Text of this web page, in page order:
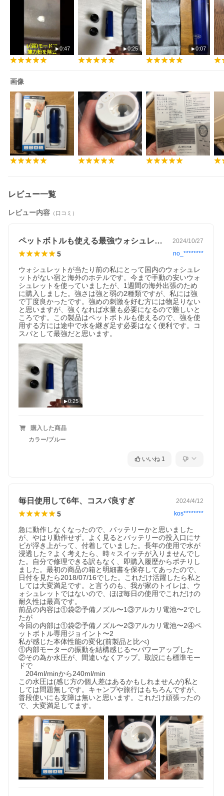
0:47 0:25 0:07
画像
レビュー一覧
レビュー内容 （口コミ）
ペットボトルも使える最強ウォシュレット 2024/10/27
5 no_********
ウォシュレットが当たり前の私にとって国内のウォシュレ
ットがない宿と海外のホテルです。今まで手動の安いウォ
シュレットを使っていましたが、1週間の海外出張のため
に購入しました。強さは強と弱の2種類ですが、私には強
で丁度良かったです。強めの刺激を好む方には物足りない
と思いますが、強くなれば水量も必要になるので難しいと
ころです。この製品はペットボトルも使えるので、強を使
用する方には途中で水を継ぎ足す必要はなく便利です。コ
スパとして最強だと思います。
0:25
購入した商品
カラー/ブルー
いいね 1
毎日使用して6年、コスパ良すぎ 2024/4/12
5 kos********
急に動作しなくなったので、バッテリーかと思いました
が、やはり動作せず。よく見るとバッテリーの投入口にサ
ビが浮き上がって、付着していました。長年の使用で水が
浸透した？よく考えたら、時々スイッチが入りませんでし
た。自分で修理できる訳もなく、即購入履歴からポチりし
ました。最初の商品の箱と明細書を保存してあったので、
日付を見たら2018/07/16でした。これだけ活躍したら私と
しては大変満足です。と言うのも、我が家のトイレは、ウ
ォシュレットではないので、ほぼ毎日の使用でこれだけの
耐久性は最高です。
前品の内容は①袋②予備ノズル〜1③アルカリ電池〜2でし
たが
今回の内部は①袋②予備ノズル〜2③アルカリ電池〜2④ペ
ットボトル専用ジョイント〜2
私が感じた本体性能の変化(前製品と比べ)
①内部モーターの振動を結構感じる〜パワーアップした
②その為か水圧が、間違いなくアップ。取説にも標準モー
ドで
204ml/minから240ml/min
この水圧は(感じ方の個人差はあるかもしれませんが)私と
しては問題無しです。キャンプや旅行はもちろんですが、
普段使いにも支障は無いと思います。これだけ頑張ったの
で、大変満足してます。